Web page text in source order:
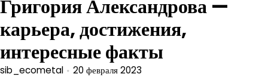
Григория Александрова —
карьера, достижения,
интересные факты
sib_ecometal 20 февраля 2023